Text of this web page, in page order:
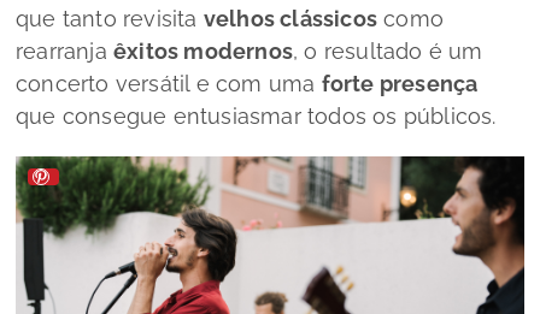
que tanto revisita velhos clássicos como
rearranja êxitos modernos, o resultado é um
concerto versátil e com uma forte presença
que consegue entusiasmar todos os públicos.